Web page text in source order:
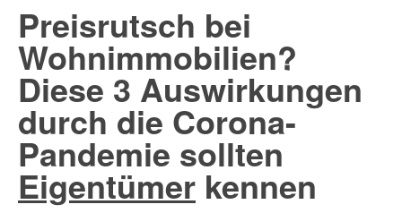
Preisrutsch bei
Wohnimmobilien?
Diese 3 Auswirkungen
durch die Corona-
Pandemie sollten
Eigentümer kennen